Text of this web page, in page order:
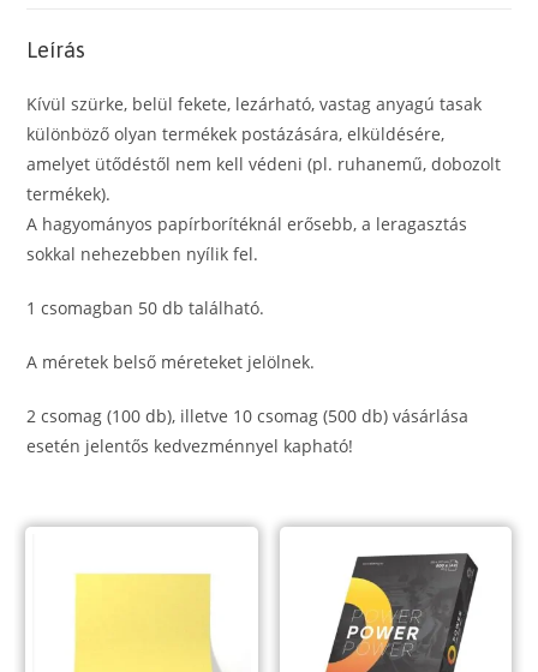
mennyiség
Leírás
Kívül szürke, belül fekete, lezárható, vastag anyagú tasak
különböző olyan termékek postázására, elküldésére,
amelyet ütődéstől nem kell védeni (pl. ruhanemű, dobozolt
termékek).
A hagyományos papírborítéknál erősebb, a leragasztás
sokkal nehezebben nyílik fel.
1 csomagban 50 db található.
A méretek belső méreteket jelölnek.
2 csomag (100 db), illetve 10 csomag (500 db) vásárlása
esetén jelentős kedvezménnyel kapható!